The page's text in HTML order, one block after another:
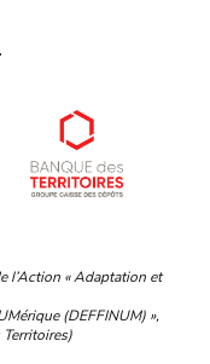
l’Action « Adaptation et
(DEFFINUM) »,